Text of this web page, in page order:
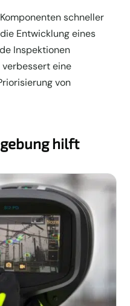
schneller
Entwicklung eines
Inspektionen
eine
von
hilft